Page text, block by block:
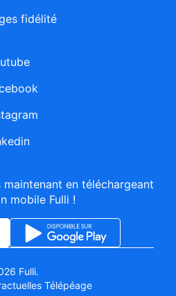
en téléchargeant
mobile Fulli !
fidélité
Fulli.
Télépéage